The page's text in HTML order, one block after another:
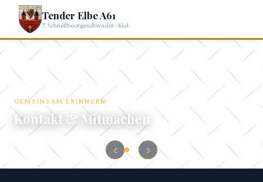
Tender Elbe A61
7. Schnellbootgeschwader · Kiel
GEMEINSAM ERINNERN
Kontakt & Mitmachen
‹ ›